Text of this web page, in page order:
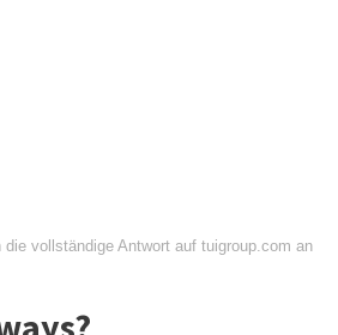
die vollständige Antwort auf tuigroup.com an